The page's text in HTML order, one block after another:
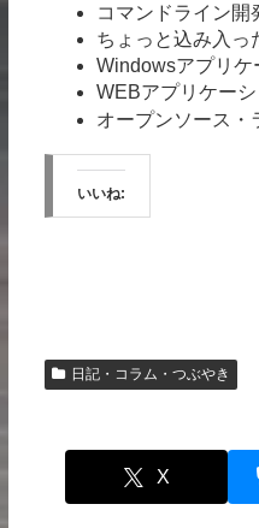
コマンドライン開
ちょっと込み入っ
Windowsアプリケ
WEBアプリケー
オープンソース・
いいね:
日記・コラム・つぶやき
X